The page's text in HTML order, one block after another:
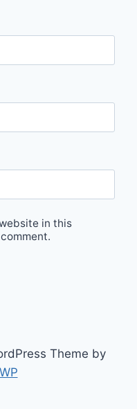
in this
Theme by